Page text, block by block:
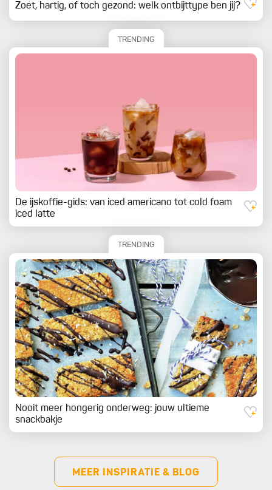
Zoet, hartig, of toch gezond: welk ontbijttype ben jij?
TRENDING
De ijskoffie-gids: van iced americano tot cold foam
iced latte
TRENDING
Nooit meer hongerig onderweg: jouw ultieme
snackbakje
MEER INSPIRATIE & BLOG